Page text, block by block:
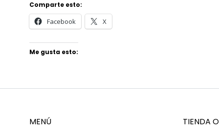
Comparte esto:
Facebook X
Me gusta esto:
MENÚ TIENDA